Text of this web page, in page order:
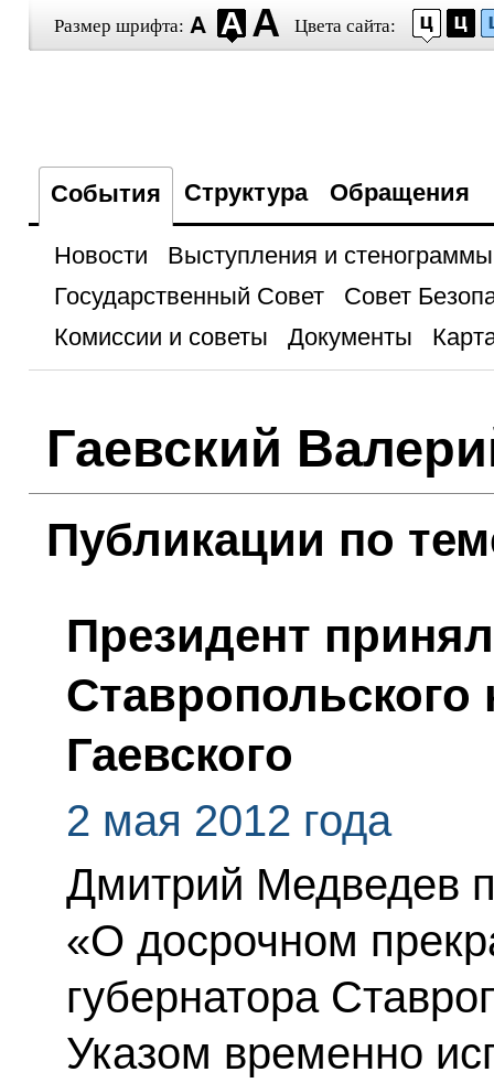
Размер шрифта: Цвета сайта:
События Структура Обращения
Новости
Выступления и стенограммы
Государственный Совет
Совет
Комиссии и советы
Документы
Гаевский
Публикации по
Президент
Ставропольского
Гаевского
2 мая 2012 года
Дмитрий Медведев
«О досрочном
губернатора
Указом временно